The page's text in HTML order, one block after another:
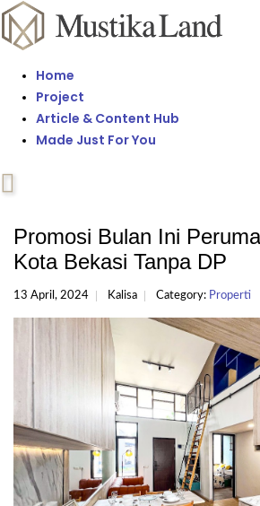
Home
Project
Article & Content Hub
Made Just For You
Promosi Bulan Ini
Kota Bekasi Tanpa DP
13 April, 2024 Kalisa Category: Properti